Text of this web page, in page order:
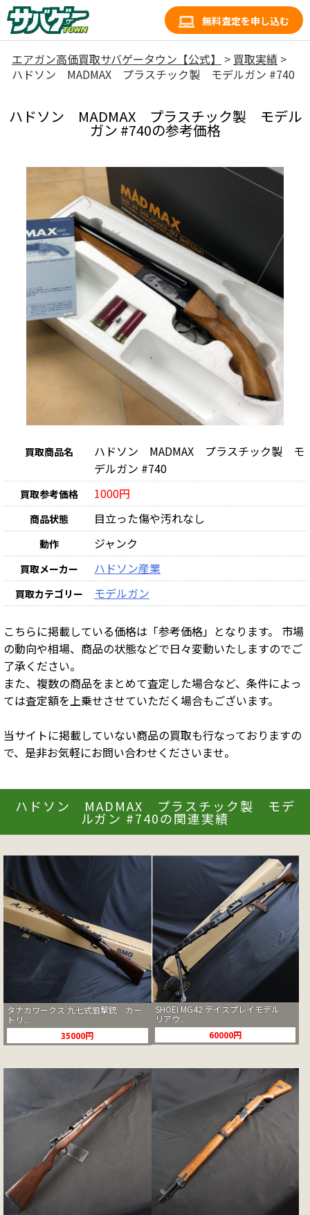
無料査定を申し込む
エアガン高価買取サバゲータウン【公式】 > 買取実績 >
ハドソン MADMAX プラスチック製 モデルガン #740
ハドソン MADMAX プラスチック製 モデル
ガン #740の参考価格
買取商品名
ハドソン MADMAX プラスチック製 モ
デルガン #740
買取参考価格 1000円
商品状態 目立った傷や汚れなし
動作 ジャンク
買取メーカー ハドソン産業
買取カテゴリー モデルガン
こちらに掲載している価格は「参考価格」となります。 市場
の動向や相場、商品の状態などで日々変動いたしますのでご
了承ください。
また、複数の商品をまとめて査定した場合など、条件によっ
ては査定額を上乗せさせていただく場合もございます。
当サイトに掲載していない商品の買取も行なっておりますの
で、是非お気軽にお問い合わせくださいませ。
ハドソン MADMAX プラスチック製 モデ
ルガン #740の関連実績
タナカワークス 九七式狙撃銃 カー
トリ...
35000円
SHOEI MG42 デイスプレイモデル
リアウ...
60000円